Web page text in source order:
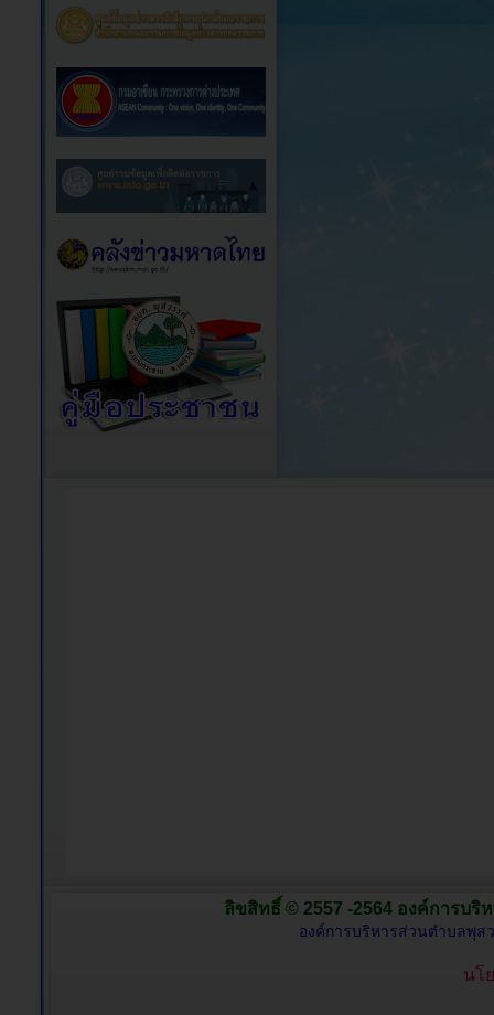
ลิขสิทธิ์ © 2557 -2564 องค์การบริ
องค์การบริหารส่วนตำบลพุส
นโ